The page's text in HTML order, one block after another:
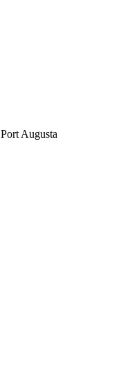
Port Augusta